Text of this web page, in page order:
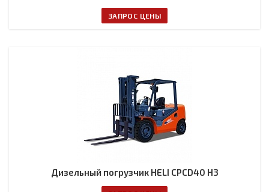
ЗАПРОС ЦЕНЫ
Дизельный погрузчик HELI CPCD40 H3